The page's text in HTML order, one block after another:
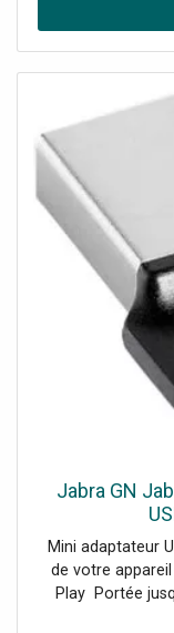
Jabra GN
Mini adaptateur
de votre
Play Portée